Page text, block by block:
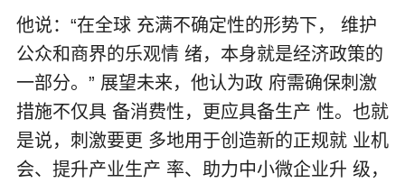
他说：“在全球 充满不确定性的形势下， 维护
公众和商界的乐观情 绪，本身就是经济政策的
一部分。” 展望未来，他认为政 府需确保刺激
措施不仅具 备消费性，更应具备生产 性。也就
是说，刺激要更 多地用于创造新的正规就 业机
会、提升产业生产 率、助力中小微企业升 级，